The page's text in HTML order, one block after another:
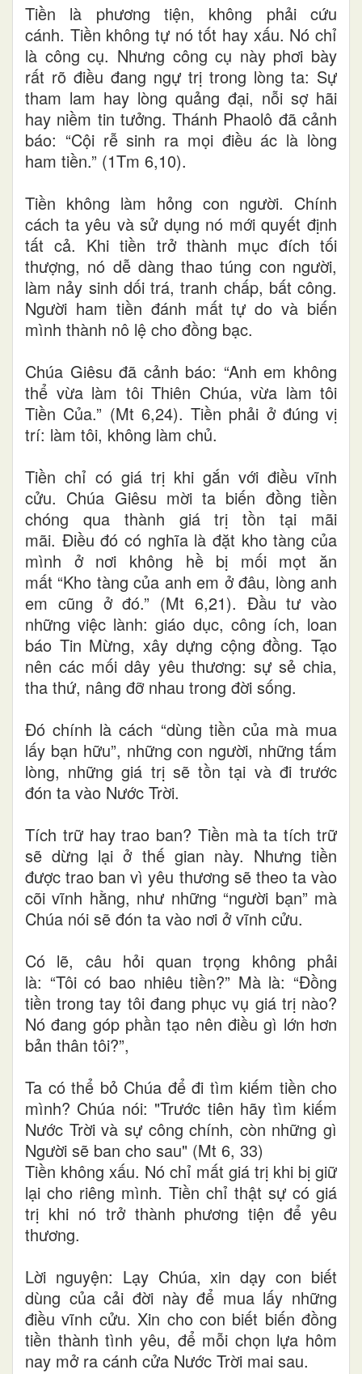
Tiền là phương tiện, không phải cứu
cánh. Tiền không tự nó tốt hay xấu. Nó chỉ
là công cụ. Nhưng công cụ này phơi bày
rất rõ điều đang ngự trị trong lòng ta: Sự
tham lam hay lòng quảng đại, nỗi sợ hãi
hay niềm tin tưởng. Thánh Phaolô đã cảnh
báo: “Cội rễ sinh ra mọi điều ác là lòng
ham tiền.” (1Tm 6,10).
Tiền không làm hỏng con người. Chính
cách ta yêu và sử dụng nó mới quyết định
tất cả. Khi tiền trở thành mục đích tối
thượng, nó dễ dàng thao túng con người,
làm nảy sinh dối trá, tranh chấp, bất công.
Người ham tiền đánh mất tự do và biến
mình thành nô lệ cho đồng bạc.
Chúa Giêsu đã cảnh báo: “Anh em không
thể vừa làm tôi Thiên Chúa, vừa làm tôi
Tiền Của.” (Mt 6,24). Tiền phải ở đúng vị
trí: làm tôi, không làm chủ.
Tiền chỉ có giá trị khi gắn với điều vĩnh
cửu. Chúa Giêsu mời ta biến đồng tiền
chóng qua thành giá trị tồn tại mãi
mãi. Điều đó có nghĩa là đặt kho tàng của
mình ở nơi không hề bị mối mọt ăn
mất “Kho tàng của anh em ở đâu, lòng anh
em cũng ở đó.” (Mt 6,21). Đầu tư vào
những việc lành: giáo dục, công ích, loan
báo Tin Mừng, xây dựng cộng đồng. Tạo
nên các mối dây yêu thương: sự sẻ chia,
tha thứ, nâng đỡ nhau trong đời sống.
Đó chính là cách “dùng tiền của mà mua
lấy bạn hữu”, những con người, những tấm
lòng, những giá trị sẽ tồn tại và đi trước
đón ta vào Nước Trời.
Tích trữ hay trao ban? Tiền mà ta tích trữ
sẽ dừng lại ở thế gian này. Nhưng tiền
được trao ban vì yêu thương sẽ theo ta vào
cõi vĩnh hằng, như những “người bạn” mà
Chúa nói sẽ đón ta vào nơi ở vĩnh cửu.
Có lẽ, câu hỏi quan trọng không phải
là: “Tôi có bao nhiêu tiền?” Mà là: “Đồng
tiền trong tay tôi đang phục vụ giá trị nào?
Nó đang góp phần tạo nên điều gì lớn hơn
bản thân tôi?”,
Ta có thể bỏ Chúa để đi tìm kiếm tiền cho
mình? Chúa nói: "Trước tiên hãy tìm kiếm
Nước Trời và sự công chính, còn những gì
Người sẽ ban cho sau" (Mt 6, 33)
Tiền không xấu. Nó chỉ mất giá trị khi bị giữ
lại cho riêng mình. Tiền chỉ thật sự có giá
trị khi nó trở thành phương tiện để yêu
thương.
Lời nguyện: Lạy Chúa, xin dạy con biết
dùng của cải đời này để mua lấy những
điều vĩnh cửu. Xin cho con biết biến đồng
tiền thành tình yêu, để mỗi chọn lựa hôm
nay mở ra cánh cửa Nước Trời mai sau.